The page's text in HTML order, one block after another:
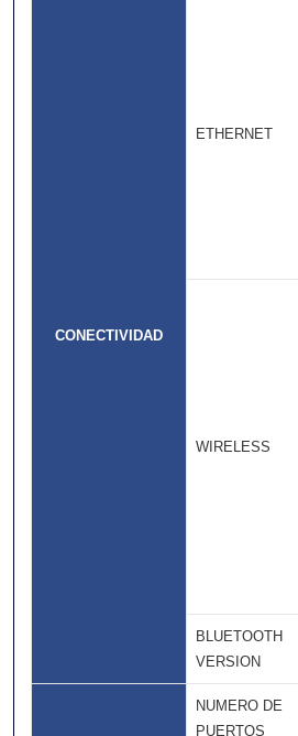
CONECTIVIDAD
ETHERNET
WIRELESS
BLUETOOTH
VERSION
NUMERO DE
PUERTOS